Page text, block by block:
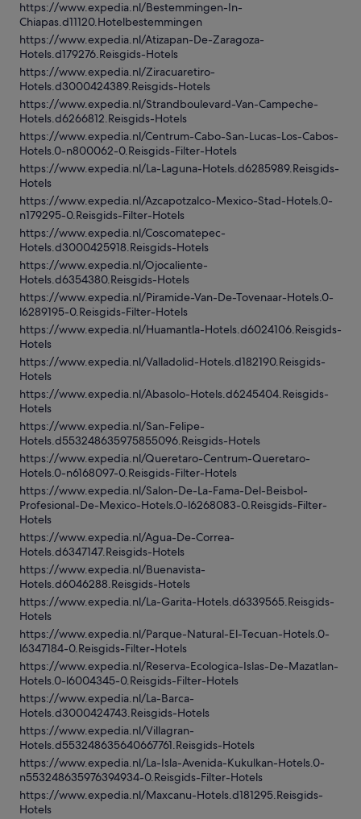
https://www.expedia.nl/Bestemmingen-In-
Chiapas.d11120.Hotelbestemmingen
https://www.expedia.nl/Atizapan-De-Zaragoza-
Hotels.d179276.Reisgids-Hotels
https://www.expedia.nl/Ziracuaretiro-
Hotels.d3000424389.Reisgids-Hotels
https://www.expedia.nl/Strandboulevard-Van-Campeche-
Hotels.d6266812.Reisgids-Hotels
https://www.expedia.nl/Centrum-Cabo-San-Lucas-Los-Cabos-
Hotels.0-n800062-0.Reisgids-Filter-Hotels
https://www.expedia.nl/La-Laguna-Hotels.d6285989.Reisgids-
Hotels
https://www.expedia.nl/Azcapotzalco-Mexico-Stad-Hotels.0-
n179295-0.Reisgids-Filter-Hotels
https://www.expedia.nl/Coscomatepec-
Hotels.d3000425918.Reisgids-Hotels
https://www.expedia.nl/Ojocaliente-
Hotels.d6354380.Reisgids-Hotels
https://www.expedia.nl/Piramide-Van-De-Tovenaar-Hotels.0-
l6289195-0.Reisgids-Filter-Hotels
https://www.expedia.nl/Huamantla-Hotels.d6024106.Reisgids-
Hotels
https://www.expedia.nl/Valladolid-Hotels.d182190.Reisgids-
Hotels
https://www.expedia.nl/Abasolo-Hotels.d6245404.Reisgids-
Hotels
https://www.expedia.nl/San-Felipe-
Hotels.d553248635975855096.Reisgids-Hotels
https://www.expedia.nl/Queretaro-Centrum-Queretaro-
Hotels.0-n6168097-0.Reisgids-Filter-Hotels
https://www.expedia.nl/Salon-De-La-Fama-Del-Beisbol-
Profesional-De-Mexico-Hotels.0-l6268083-0.Reisgids-Filter-
Hotels
https://www.expedia.nl/Agua-De-Correa-
Hotels.d6347147.Reisgids-Hotels
https://www.expedia.nl/Buenavista-
Hotels.d6046288.Reisgids-Hotels
https://www.expedia.nl/La-Garita-Hotels.d6339565.Reisgids-
Hotels
https://www.expedia.nl/Parque-Natural-El-Tecuan-Hotels.0-
l6347184-0.Reisgids-Filter-Hotels
https://www.expedia.nl/Reserva-Ecologica-Islas-De-Mazatlan-
Hotels.0-l6004345-0.Reisgids-Filter-Hotels
https://www.expedia.nl/La-Barca-
Hotels.d3000424743.Reisgids-Hotels
https://www.expedia.nl/Villagran-
Hotels.d553248635640667761.Reisgids-Hotels
https://www.expedia.nl/La-Isla-Avenida-Kukulkan-Hotels.0-
n553248635976394934-0.Reisgids-Filter-Hotels
https://www.expedia.nl/Maxcanu-Hotels.d181295.Reisgids-
Hotels